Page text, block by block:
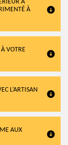
À
À
VOTRE
L’ARTISAN
AUX